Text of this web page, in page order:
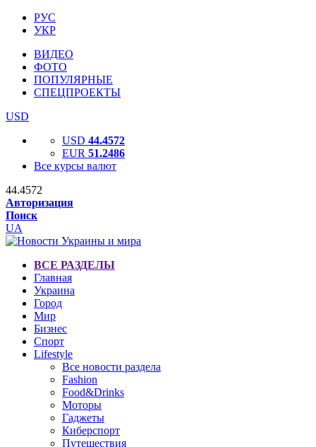
РУС
УКР
ВИДЕО
ФОТО
ПОПУЛЯРНЫЕ
СПЕЦПРОЕКТЫ
USD
USD 44.4572
EUR 51.2486
Все курсы валют
44.4572
Авторизация
Поиск
UA
ВСЕ РАЗДЕЛЫ
Главная
Украина
Город
Мир
Бизнес
Спорт
Lifestyle
Все новости раздела
Fashion
Food&Drinks
Моторы
Гаджеты
Киберспорт
Путешествия